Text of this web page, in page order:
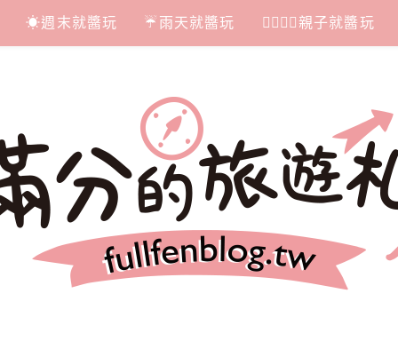
☀週末就醬玩 ☔雨天就醬玩 👩‍❤‍💋‍👨親子就醬玩